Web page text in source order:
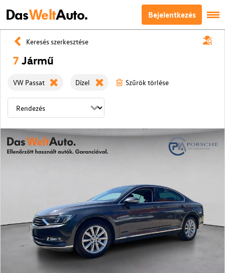
DasWeltAuto. Bejelentkezés
Keresés szerkesztése
7 Jármű
VW Passat Dízel Szűrök törlése